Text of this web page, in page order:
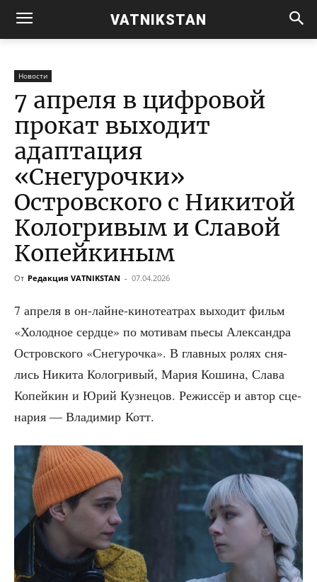
VATNIKSTAN
Новости
7 апреля в цифровой
прокат выходит
адаптация
«Снегурочки»
Островского с Никитой
Кологривым и Славой
Копейкиным
От Редакция VATNIKSTAN - 07.04.2026
7 апре­ля в он-лайне-кино­те­ат­рах выхо­дит фильм
«Холод­ное серд­це» по моти­вам пье­сы Алек­сандра
Ост­ров­ско­го «Сне­гу­роч­ка». В глав­ных ролях сня­
лись Ники­та Коло­гри­вый, Мария Коши­на, Сла­ва
Копей­кин и Юрий Куз­не­цов. Режис­сёр и автор сце­
на­рия — Вла­ди­мир Котт.